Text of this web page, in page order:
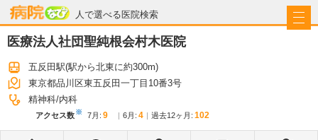
人で選べる医院検索
病院なび
医療法人社団聖純根会村木医院
五反田駅(駅から北東に約300m)
東京都品川区東五反田一丁目10番3号
精神科 内科
アクセス数※ 7月 : 9 6月 : 4 過去12ヶ月: 102